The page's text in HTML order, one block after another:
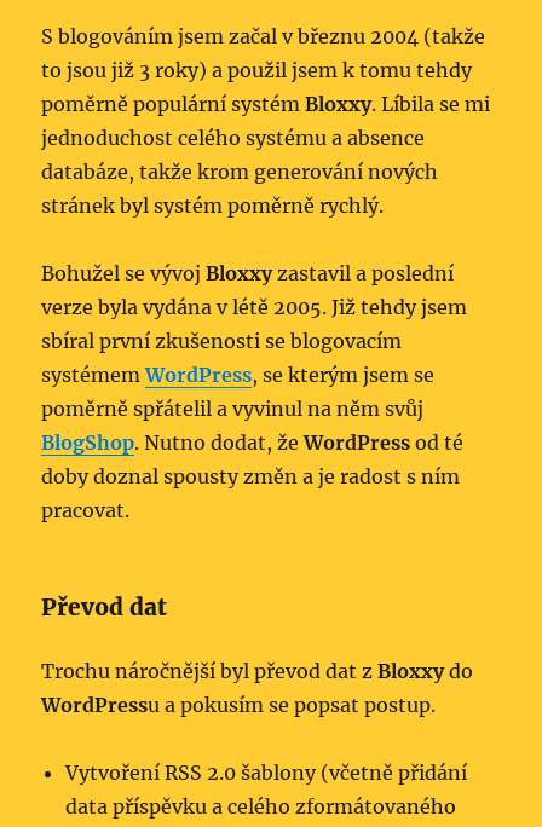
S blogováním jsem začal v březnu 2004 (takže
to jsou již 3 roky) a použil jsem k tomu tehdy
poměrně populární systémBloxxy. Líbila se mi
jednoduchost celého systému a absence
databáze, takže krom generování nových
stránek byl systém poměrně rychlý.
Bohužel se vývojBloxxyzastavil a poslední
verze byla vydána v létě 2005. Již tehdy jsem
sbíral první zkušenosti se blogovacím
systémemWordPress, se kterým jsem se
poměrně spřátelil a vyvinul na něm svůj
BlogShop. Nutno dodat, žeWordPress od té
doby doznal spousty změn a je radost s ním
pracovat.
Převod dat
Trochu náročnější byl převod dat zBloxxydo
WordPressu a pokusím se popsat postup.
Vytvoření RSS 2.0 šablony (včetně přidání
data příspěvku a celého zformátovaného